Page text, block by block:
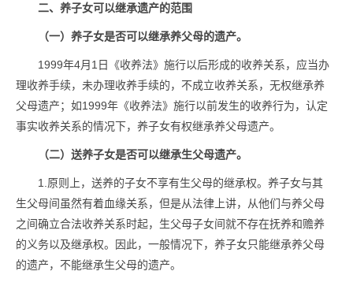
二、养子女可以继承遗产的范围
（一）养子女是否可以继承养父母的遗产。
1999年4月1日《收养法》施行以后形成的收养关系，应当办
理收养手续，未办理收养手续的，不成立收养关系，无权继承养
父母遗产；如1999年《收养法》施行以前发生的收养行为，认定
事实收养关系的情况下，养子女有权继承养父母遗产。
（二）送养子女是否可以继承生父母遗产。
1.原则上，送养的子女不享有生父母的继承权。养子女与其
生父母间虽然有着血缘关系，但是从法律上讲，从他们与养父母
之间确立合法收养关系时起，生父母子女间就不存在抚养和赡养
的义务以及继承权。因此，一般情况下，养子女只能继承养父母
的遗产，不能继承生父母的遗产。